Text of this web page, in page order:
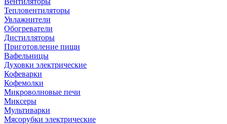
Тепловентиляторы
Увлажнители
Обогреватели
Дистилляторы
Приготовление пищи
Вафельницы
Духовки электрические
Кофеварки
Кофемолки
Микроволновые печи
Миксеры
Мультиварки
Мясорубки электрические